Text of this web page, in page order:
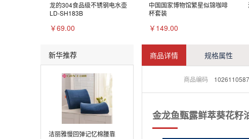
龙的304食品级不锈钢电水壶
LD-SH183B
￥69.00
中国国家博物馆繁星似锦咖啡
杯套装
￥149.00
新华推荐
洁丽雅慢回弹记忆棉腰靠
商品详情 规格属性
商品编码
金龙鱼甄露鲜萃葵花籽